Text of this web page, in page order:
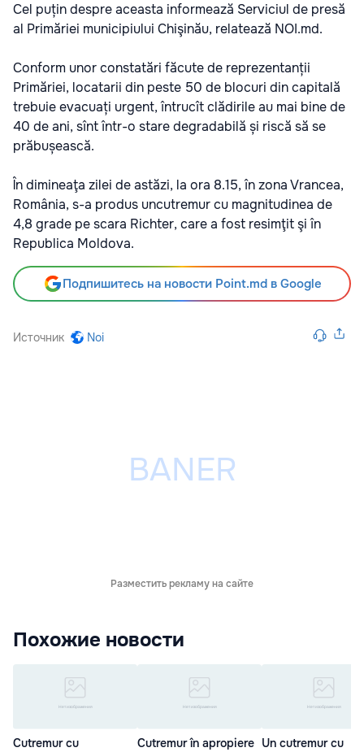
Cel puțin despre aceasta informează Serviciul de presă
al Primăriei municipiului Chişinău, relatează NOI.md.
Conform unor constatări făcute de reprezentanții
Primăriei, locatarii din peste 50 de blocuri din capitală
trebuie evacuați urgent, întrucît clădirile au mai bine de
40 de ani, sînt într-o stare degradabilă și riscă să se
prăbușească.
În dimineaţa zilei de astăzi, la ora 8.15, în zona Vrancea,
România, s-a produs uncutremur cu magnitudinea de
4,8 grade pe scara Richter, care a fost resimţit şi în
Republica Moldova.
Подпишитесь на новости Point.md в Google
Источник Noi
Разместить рекламу на сайте
Похожие новости
Cutremur cu
Cutremur în apropiere Un cutremur cu